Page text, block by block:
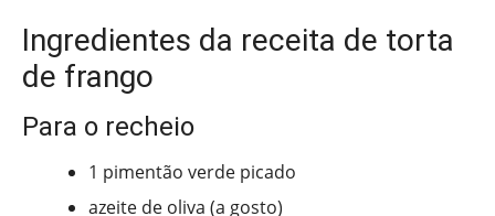
Ingredientes da receita de torta
de frango
Para o recheio
1 pimentão verde picado
azeite de oliva (a gosto)